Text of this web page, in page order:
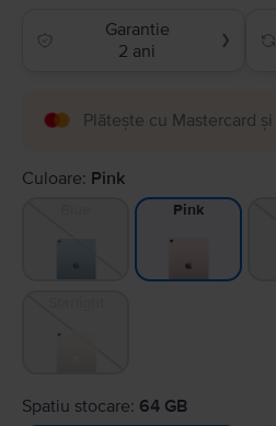
Garantie
2 ani
❯
Plătește cu Mastercard
Culoare: Pink
Pink
Spatiu stocare: 64 GB